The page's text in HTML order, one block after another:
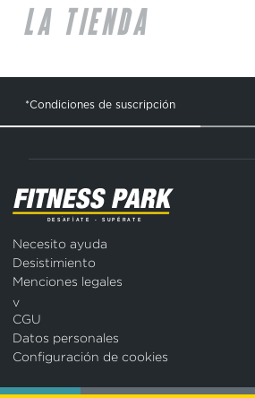
LA TIENDA
*Condiciones de suscripción
Necesito ayuda
Desistimiento
Menciones legales
v
CGU
Datos personales
Configuración de cookies